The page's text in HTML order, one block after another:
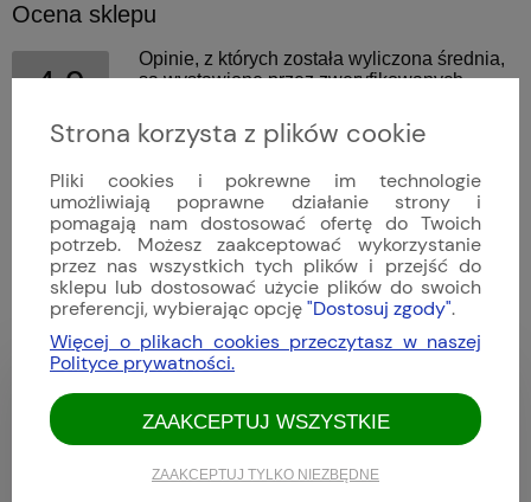
Ocena sklepu
4.9
Opinie, z których została wyliczona średnia,
są wystawione przez zweryfikowanych
5
3
2
1
Dodano: 2026-08-08
Opinia zweryfikowana
Strona korzysta z plików cookie
Pliki cookies i pokrewne im technologie
umożliwiają poprawne działanie strony i
pomagają nam dostosować ofertę do Twoich
potrzeb. Możesz zaakceptować wykorzystanie
przez nas wszystkich tych plików i przejść do
sklepu lub dostosować użycie plików do swoich
preferencji, wybierając opcję"Dostosuj zgody".
Więcej o plikach cookies przeczytasz w naszej
Polityce prywatności.
ZAAKCEPTUJ TYLKO NIEZBĘDNE
ZAAKCEPTUJ WSZYSTKIE